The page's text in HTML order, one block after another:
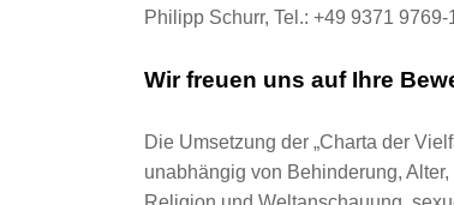
Philipp Schurr, Tel.: +49 9371 9769-
Wir freuen uns auf Ihre
Die Umsetzung der „Charta der
unabhängig von Behinderung,